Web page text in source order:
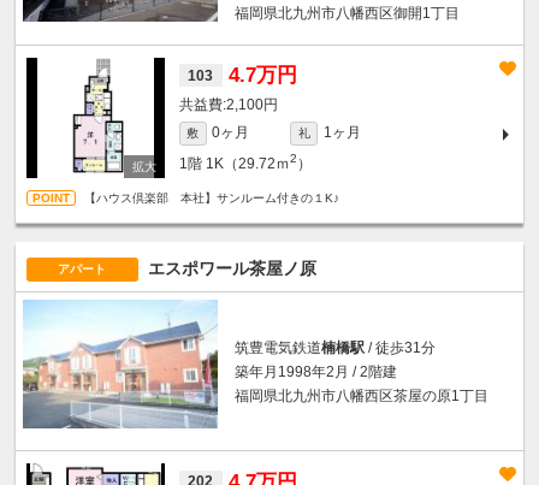
福岡県北九州市八幡西区御開1丁目
103 4.7万円
2,100円
敷 0ヶ月 礼
1ヶ月
1階 1K（29.72ｍ2 ）
【ハウス倶楽部 本社】サンルーム付きの１K♪
アパート エスポワール茶屋ノ原
筑豊電気鉄道楠橋駅 / 徒歩31分
築年月1998年2月 / 2階建
福岡県北九州市八幡西区茶屋の原1丁目
202